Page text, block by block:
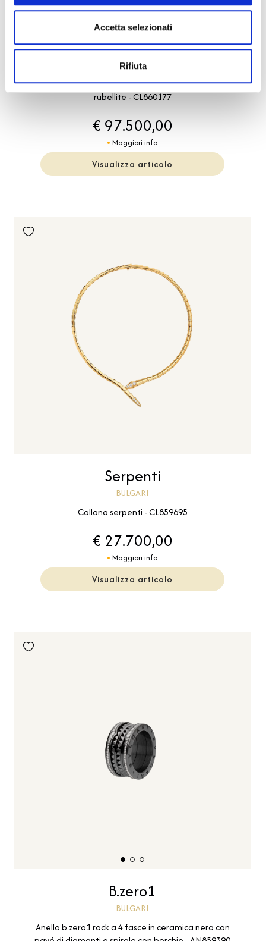
Accetta selezionati
Rifiuta
Bvlgari Tubogas
BULGARI
Collana bvlgari tubogas in oro rosa con diamanti e
rubellite - CL860177
€ 97.500,00
Maggiori info
Visualizza articolo
Serpenti
BULGARI
Collana serpenti - CL859695
€ 27.700,00
Maggiori info
Visualizza articolo
B.zero1
BULGARI
Anello b.zero1 rock a 4 fasce in ceramica nera con